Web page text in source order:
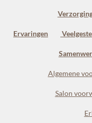
Ervaringen
Algemene
Salon